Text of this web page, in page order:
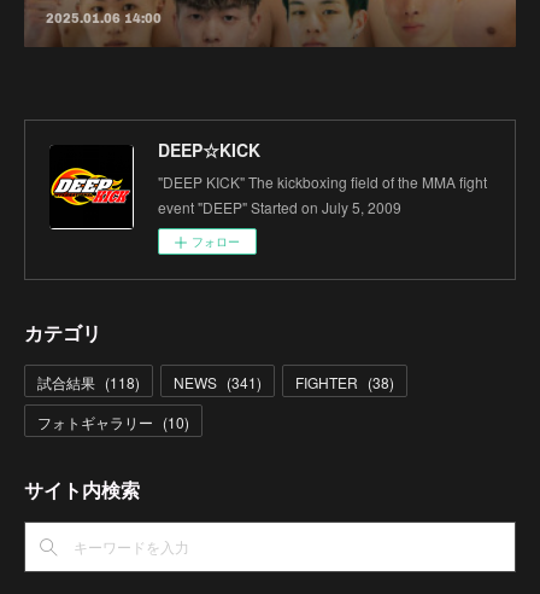
2025.01.06 14:00
DEEP☆KICK
"DEEP KICK" The kickboxing field of the MMA fight
event "DEEP" Started on July 5, 2009
フォロー
カテゴリ
試合結果 (118) NEWS (341) FIGHTER (38)
フォトギャラリー (10)
サイト内検索